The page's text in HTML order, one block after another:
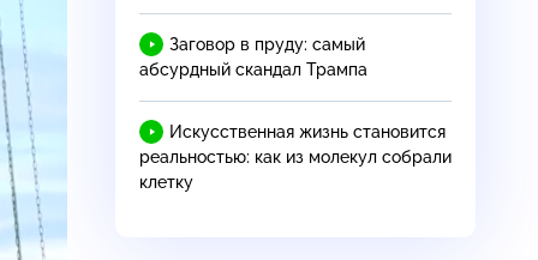
Заговор в пруду: самый
абсурдный скандал Трампа
Искусственная жизнь становится
реальностью: как из молекул собрали
клетку